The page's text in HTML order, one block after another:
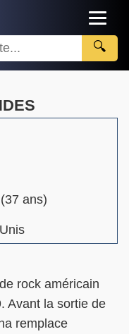
🔍
ans)
rock américain
Avant la sortie de
remplace